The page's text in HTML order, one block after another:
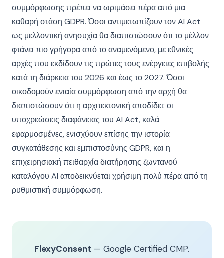
συμμόρφωσης πρέπει να ωριμάσει πέρα από μια
καθαρή στάση GDPR. Όσοι αντιμετωπίζουν τον AI Act
ως μελλοντική ανησυχία θα διαπιστώσουν ότι το μέλλον
φτάνει πιο γρήγορα από το αναμενόμενο, με εθνικές
αρχές που εκδίδουν τις πρώτες τους ενέργειες επιβολής
κατά τη διάρκεια του 2026 και έως το 2027. Όσοι
οικοδομούν ενιαία συμμόρφωση από την αρχή θα
διαπιστώσουν ότι η αρχιτεκτονική αποδίδει: οι
υποχρεώσεις διαφάνειας του AI Act, καλά
εφαρμοσμένες, ενισχύουν επίσης την ιστορία
συγκατάθεσης και εμπιστοσύνης GDPR, και η
επιχειρησιακή πειθαρχία διατήρησης ζωντανού
καταλόγου AI αποδεικνύεται χρήσιμη πολύ πέρα από τη
ρυθμιστική συμμόρφωση.
FlexyConsent — Google Certified CMP.